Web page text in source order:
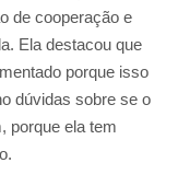
de cooperação e
Ela destacou que
porque isso
dúvidas sobre se o
porque ela tem